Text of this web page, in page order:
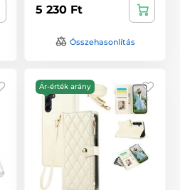
5 230 Ft
Összehasonlítás
Ár-érték arány